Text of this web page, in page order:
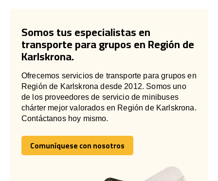
Somos tus especialistas en
transporte para grupos en Región de
Karlskrona.
Ofrecemos servicios de transporte para grupos en
Región de Karlskrona desde 2012. Somos uno
de los proveedores de servicio de minibuses
chárter mejor valorados en Región de Karlskrona.
Contáctanos hoy mismo.
Comuníquese con nosotros
Comuníquese con nosotros